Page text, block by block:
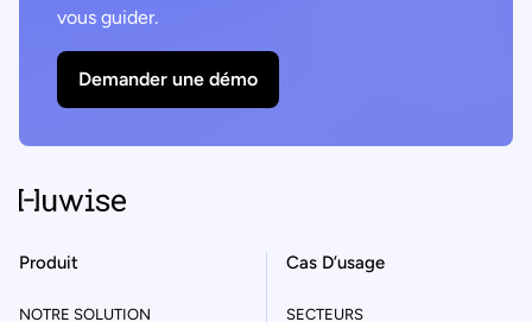
vous guider.
Demander une démo
Produit
NOTRE SOLUTION
Cas D’usage
SECTEURS